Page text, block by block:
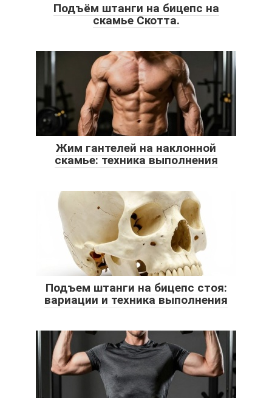
Подъём штанги на бицепс на
скамье Скотта.
Жим гантелей на наклонной
скамье: техника выполнения
Подъем штанги на бицепс стоя:
вариации и техника выполнения